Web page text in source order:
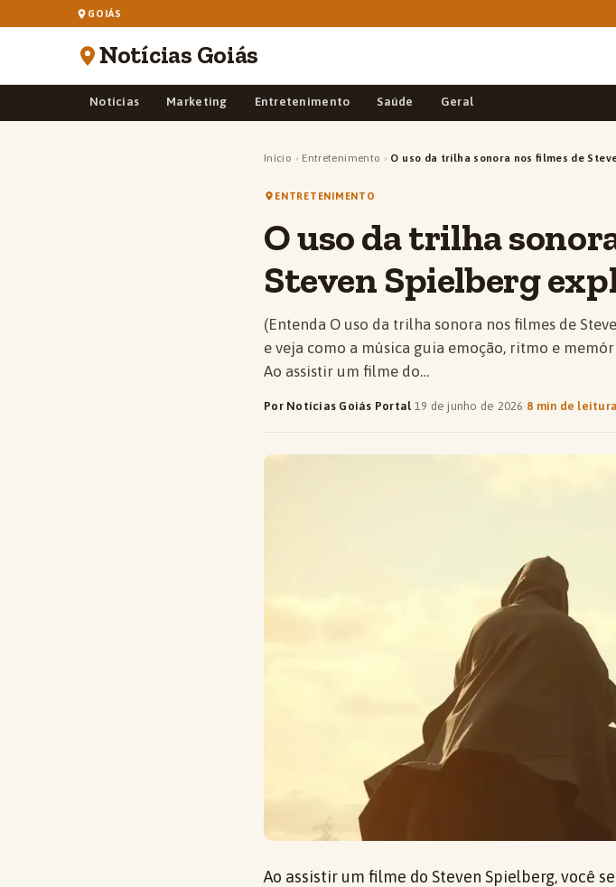
GOIÁS
Notícias Goiás
Notícias Marketing Entretenimento Saúde Geral
Início › Entretenimento › O uso da trilha sonora nos filmes de
ENTRETENIMENTO
O uso da trilha
Steven Spielberg
(Entenda O uso da trilha sonora nos filmes de
e veja como a música guia emoção, ritmo e
Ao assistir um filme do…
Por Notícias Goiás Portal·19 de junho de 2026 ·8 min de leitura
Ao assistir um filme do Steven Spielberg, você